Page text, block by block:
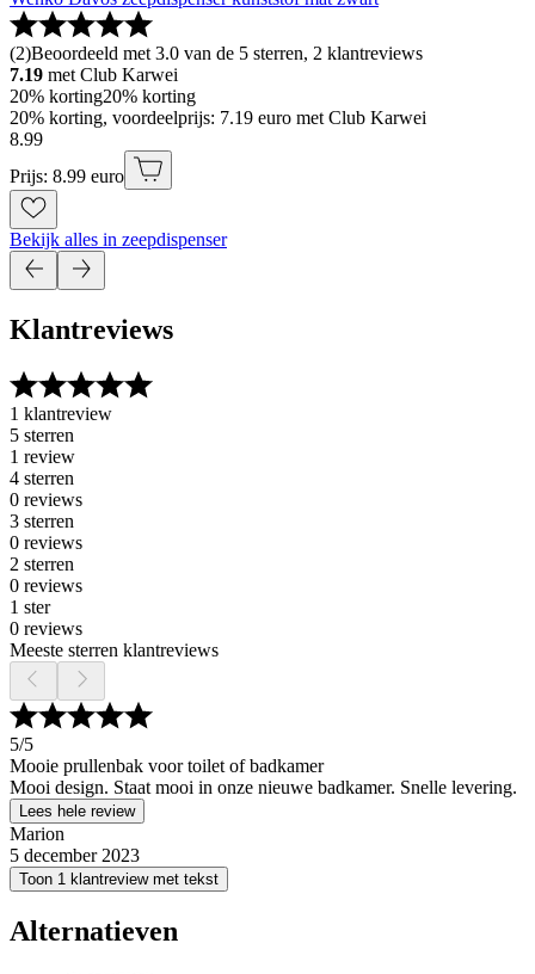
(2)Beoordeeld met 3.0 van de 5 sterren, 2 klantreviews
7.19 met Club Karwei
20% korting20% korting
20% korting, voordeelprijs: 7.19 euro met Club Karwei
8.99
Prijs: 8.99 euro
Bekijk alles in zeepdispenser
Klantreviews
1 klantreview
5 sterren
1 review
4 sterren
0 reviews
3 sterren
0 reviews
2 sterren
0 reviews
1 ster
0 reviews
Meeste sterren klantreviews
5/5
Mooie prullenbak voor toilet of badkamer
Mooi design. Staat mooi in onze nieuwe badkamer. Snelle levering.
Lees hele review
Marion
5 december 2023
Toon 1 klantreview met tekst
Alternatieven